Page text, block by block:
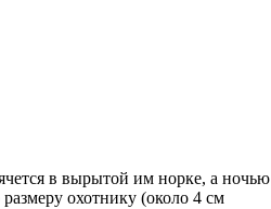
в вырытой им норке, а ночью
охотнику (около 4 см